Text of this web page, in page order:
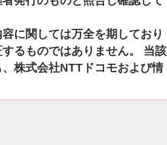
に関しては万全を期しており
るものではありません。 当該
株式会社NTTドコモおよび情